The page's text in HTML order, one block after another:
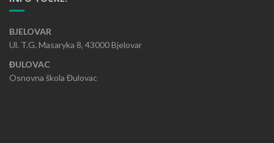
BJELOVAR
Ul. T.G. Masaryka 8, 43000 Bjelovar
ĐULOVAC
Osnovna škola Đulovac